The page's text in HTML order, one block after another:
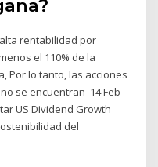
rentabilidad por
el 110% de la
Por lo tanto, las acciones
se encuentran 14 Feb
US Dividend Growth
del